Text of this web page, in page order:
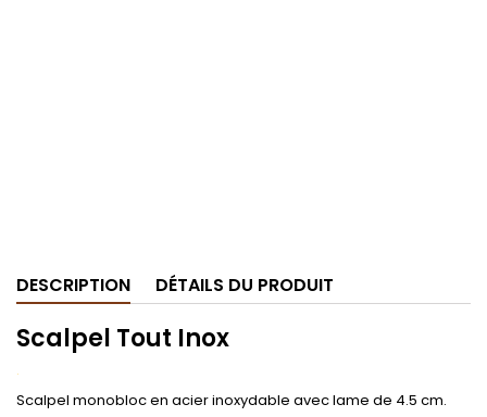
DESCRIPTION DÉTAILS DU PRODUIT
Scalpel Tout Inox
.
Scalpel monobloc en acier inoxydable avec lame de 4.5 cm.